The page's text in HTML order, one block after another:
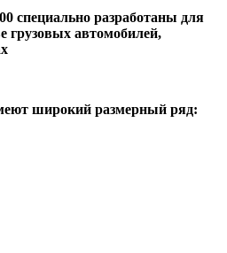
специально разработаны для
грузовых автомобилей,
широкий размерный ряд: